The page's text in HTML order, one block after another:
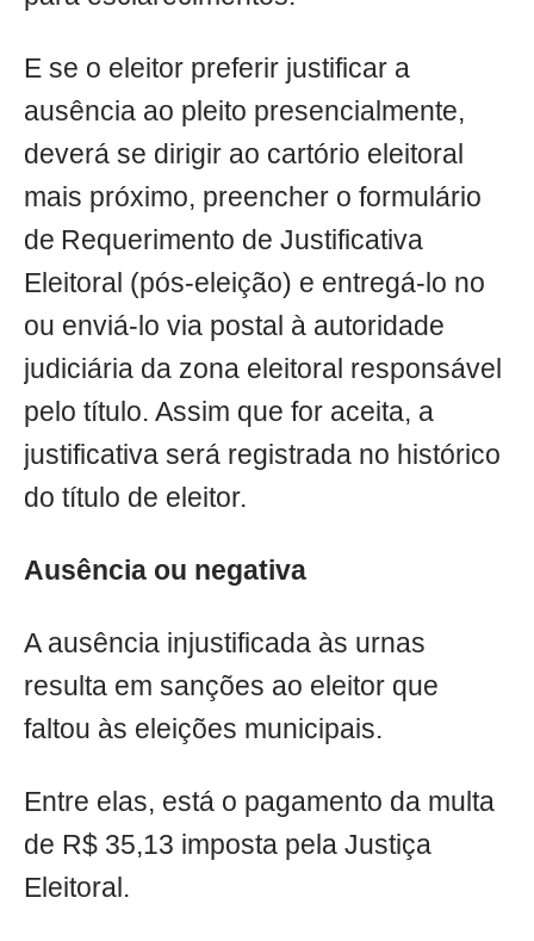
E se o eleitor preferir justificar a
ausência ao pleito presencialmente,
deverá se dirigir ao cartório eleitoral
mais próximo, preencher o formulário
de Requerimento de Justificativa
Eleitoral (pós-eleição) e entregá-lo no
ou enviá-lo via postal à autoridade
judiciária da zona eleitoral responsável
pelo título. Assim que for aceita, a
justificativa será registrada no histórico
do título de eleitor.
Ausência ou negativa
A ausência injustificada às urnas
resulta em sanções ao eleitor que
faltou às eleições municipais.
Entre elas, está o pagamento da multa
de R$ 35,13 imposta pela Justiça
Eleitoral.